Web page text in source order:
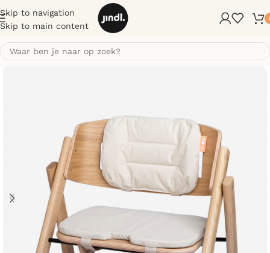
Skip to navigation
Skip to main content